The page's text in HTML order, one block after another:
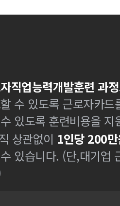
직업능력개발훈련 과정
수 있도록 근로자카
있도록 훈련비용을 지
상관없이 1인당 200
있습니다. (단,대기업